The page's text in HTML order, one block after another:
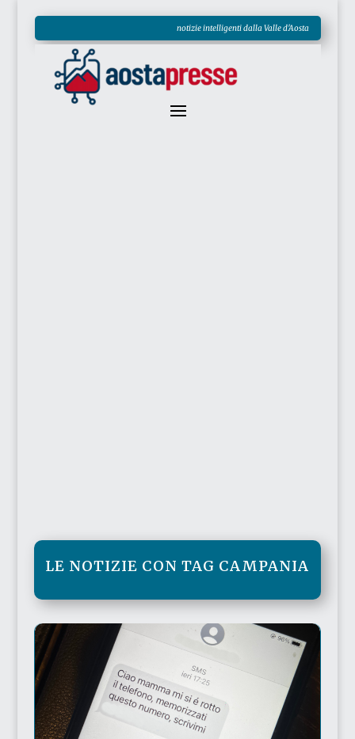
notizie intelligenti dalla Valle d'Aosta
LE NOTIZIE CON TAG CAMPANIA